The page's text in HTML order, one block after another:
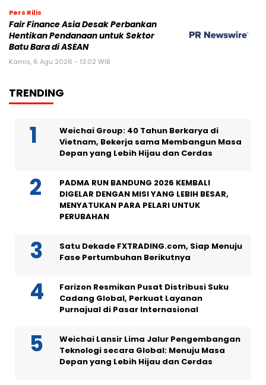
Pers Rilis
Fair Finance Asia Desak Perbankan
Hentikan Pendanaan untuk Sektor
Batu Bara di ASEAN
Kamis, 6 Agu 2026 - 13:02 WIB
TRENDING
Weichai Group: 40 Tahun Berkarya di
Vietnam, Bekerja sama Membangun Masa
Depan yang Lebih Hijau dan Cerdas
PADMA RUN BANDUNG 2026 KEMBALI
DIGELAR DENGAN MISI YANG LEBIH BESAR,
MENYATUKAN PARA PELARI UNTUK
PERUBAHAN
Satu Dekade FXTRADING.com, Siap Menuju
Fase Pertumbuhan Berikutnya
Farizon Resmikan Pusat Distribusi Suku
Cadang Global, Perkuat Layanan
Purnajual di Pasar Internasional
Weichai Lansir Lima Jalur Pengembangan
Teknologi secara Global: Menuju Masa
Depan yang Lebih Hijau dan Cerdas